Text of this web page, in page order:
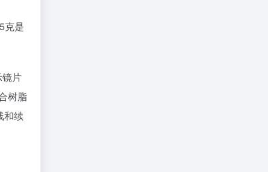
克是
片
树脂
和续